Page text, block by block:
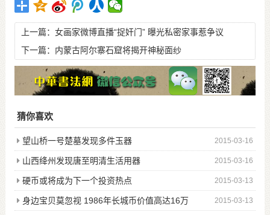
上一篇： 女画家微博直播“捉奸门” 曝光私密家事惹争议
下一篇： 内蒙古阿尔寨石窟将揭开神秘面纱
猜你喜欢
2015-03-16
望山桥一号楚墓发现多件玉器
2015-03-16
山西绛州发现唐至明清生活用器
2015-03-13
硬币或将成为下一个投资热点
2015-03-13
身边宝贝莫忽视 1986年长城币价值高达16万